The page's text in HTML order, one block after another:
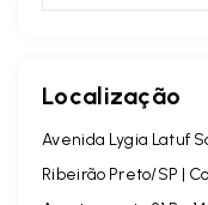
Localização
Avenida Lygia Latuf
Ribeirão Preto/SP |